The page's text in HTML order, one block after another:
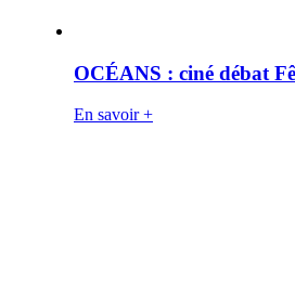
OCÉANS : ciné débat
En savoir +